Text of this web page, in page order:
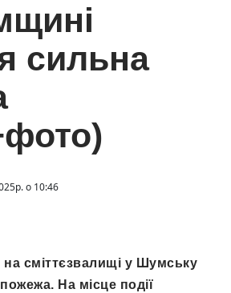
сильна
о 10:46
на сміттєзвалищі у Шумську
На місце події